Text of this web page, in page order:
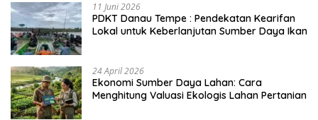
11 Juni 2026
PDKT Danau Tempe : Pendekatan Kearifan
Lokal untuk Keberlanjutan Sumber Daya Ikan
24 April 2026
Ekonomi Sumber Daya Lahan: Cara
Menghitung Valuasi Ekologis Lahan Pertanian